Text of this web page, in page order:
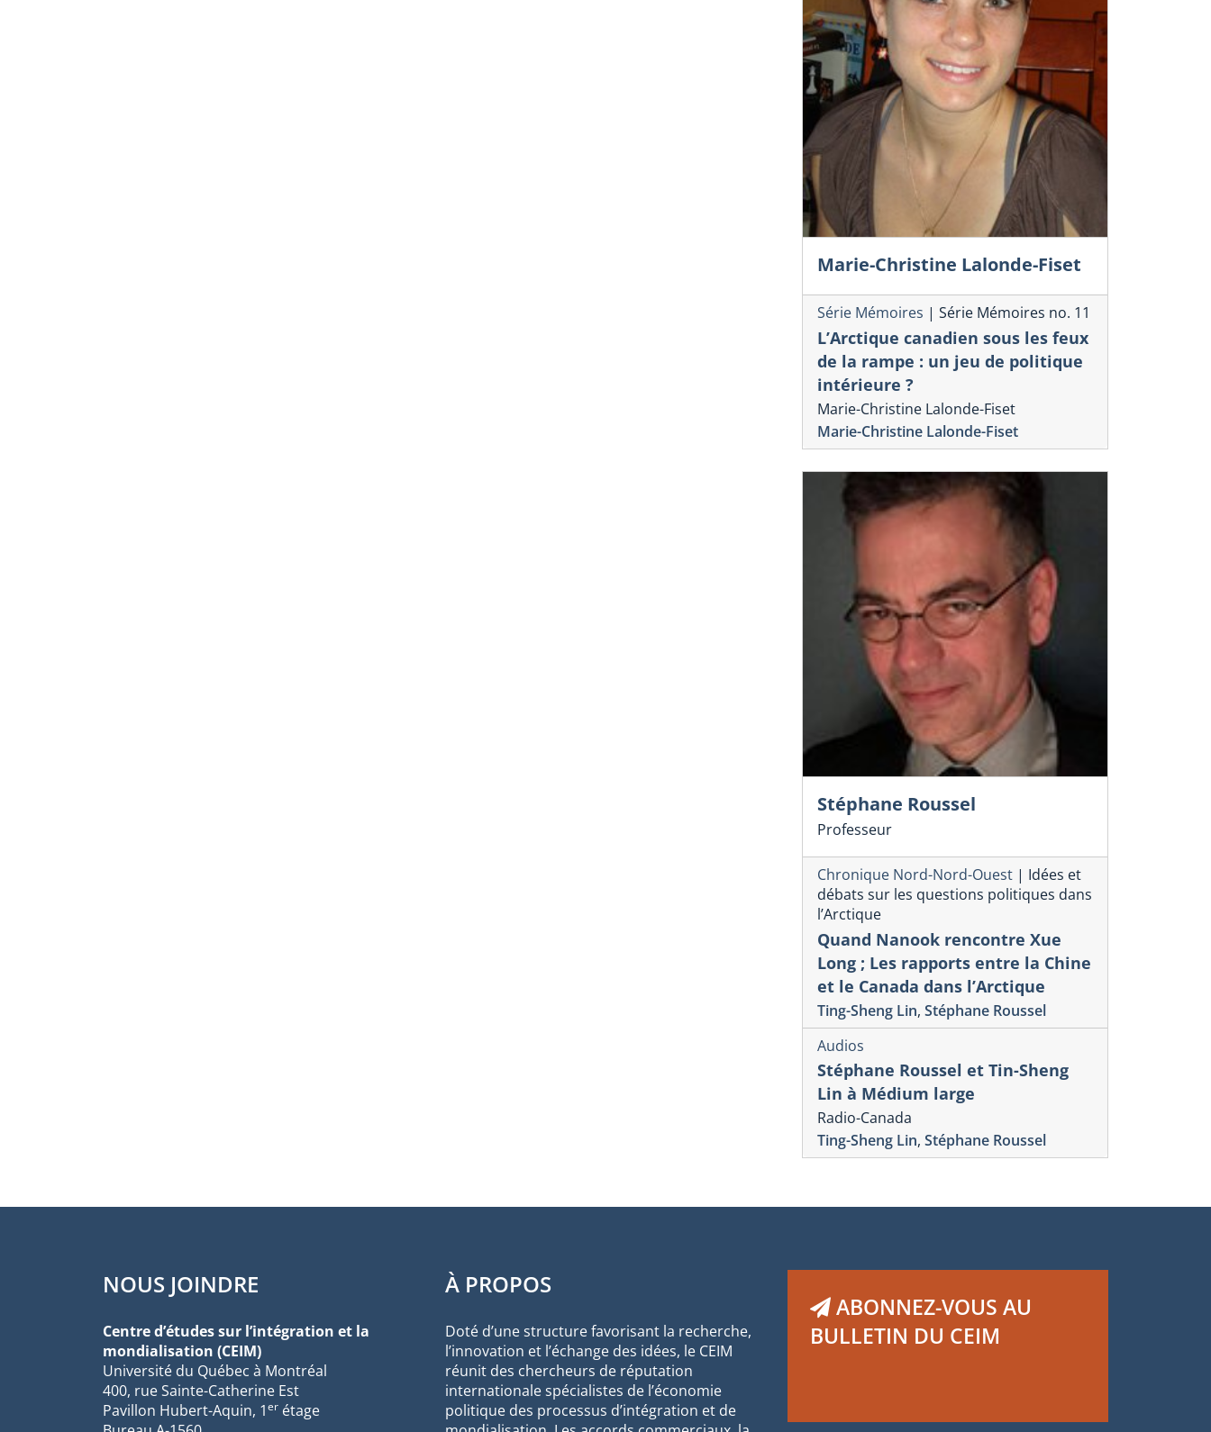
Marie-Christine Lalonde-Fiset
Série Mémoires | Série Mémoires no. 11
L’Arctique canadien sous les feux
de la rampe : un jeu de politique
intérieure ?
Marie-Christine Lalonde-Fiset
Marie-Christine Lalonde-Fiset
Stéphane Roussel
Professeur
Chronique Nord-Nord-Ouest | Idées et
débats sur les questions politiques dans
l’Arctique
Quand Nanook rencontre Xue
Long ; Les rapports entre la Chine
et le Canada dans l’Arctique
Ting-Sheng Lin, Stéphane Roussel
Audios
Stéphane Roussel et Tin-Sheng
Lin à Médium large
Radio-Canada
Ting-Sheng Lin, Stéphane Roussel
NOUS JOINDRE
Centre d’études sur l’intégration et la
mondialisation (CEIM)
Université du Québec à Montréal
400, rue Sainte-Catherine Est
Pavillon Hubert-Aquin, 1er étage
À PROPOS
Doté d’une structure favorisant la recherche,
l’innovation et l’échange des idées, le CEIM
réunit des chercheurs de réputation
internationale spécialistes de l’économie
politique des processus d’intégration et de
ABONNEZ-VOUS AU
BULLETIN DU CEIM